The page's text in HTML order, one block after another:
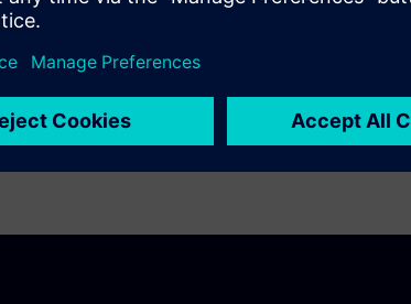
company with access
the integrity of